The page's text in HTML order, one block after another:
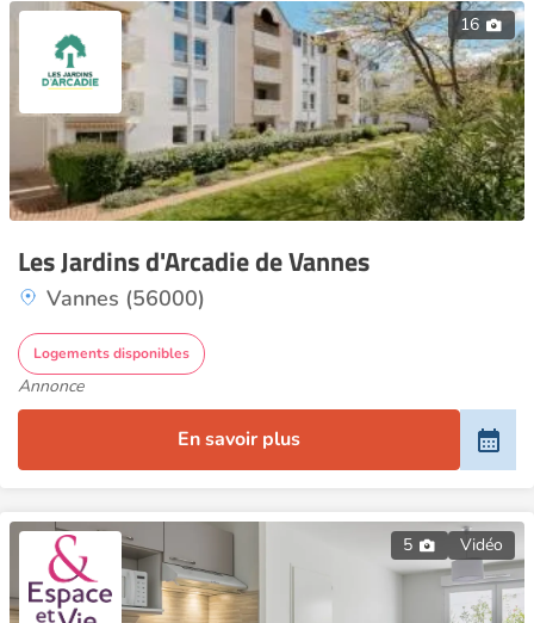
16
Les Jardins d'Arcadie de Vannes
Vannes (56000)
Logements disponibles
Annonce
En savoir plus
5 Vidéo